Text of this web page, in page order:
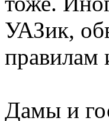
УАЗик,
правилам
Дамы и